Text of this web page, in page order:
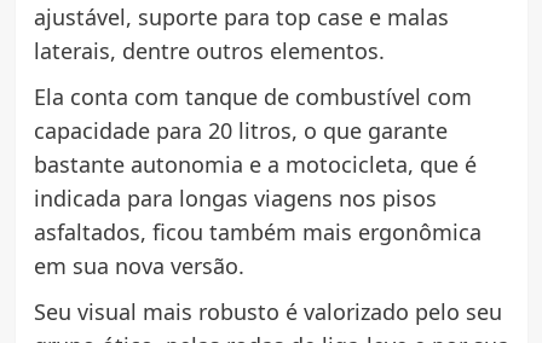
ajustável, suporte para top case e malas
laterais, dentre outros elementos.
Ela conta com tanque de combustível com
capacidade para 20 litros, o que garante
bastante autonomia e a motocicleta, que é
indicada para longas viagens nos pisos
asfaltados, ficou também mais ergonômica
em sua nova versão.
Seu visual mais robusto é valorizado pelo seu